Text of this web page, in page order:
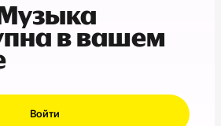
в вашем
Войти